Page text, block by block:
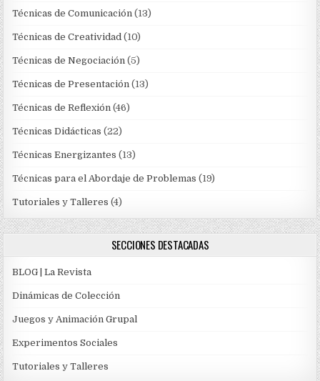
Técnicas de Comunicación (13)
Técnicas de Creatividad (10)
Técnicas de Negociación (5)
Técnicas de Presentación (13)
Técnicas de Reflexión (46)
Técnicas Didácticas (22)
Técnicas Energizantes (13)
Técnicas para el Abordaje de Problemas (19)
Tutoriales y Talleres (4)
SECCIONES DESTACADAS
BLOG | La Revista
Dinámicas de Colección
Juegos y Animación Grupal
Experimentos Sociales
Tutoriales y Talleres